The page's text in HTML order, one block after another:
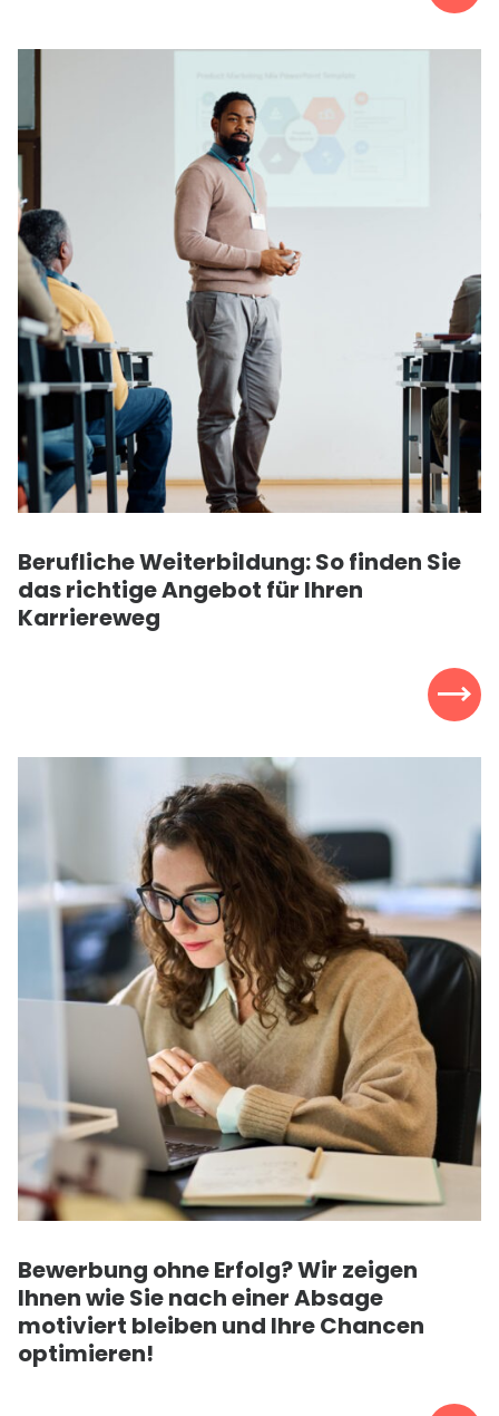
Berufliche Weiterbildung: So finden Sie
das richtige Angebot für Ihren
Karriereweg
Bewerbung ohne Erfolg? Wir zeigen
Ihnen wie Sie nach einer Absage
motiviert bleiben und Ihre Chancen
optimieren!